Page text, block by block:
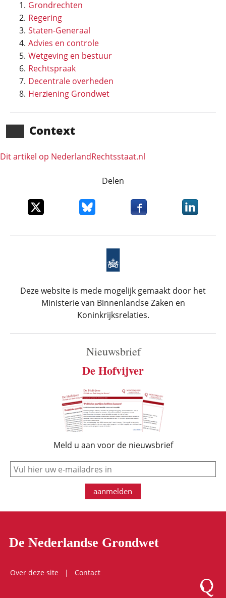
Grondrechten
Regering
Staten-Generaal
Advies en controle
Wetgeving en bestuur
Rechtspraak
Decentrale overheden
Herziening Grondwet
Context
Dit artikel op NederlandRechts­staat.nl
Delen
Deel dit item op XDeel dit item op Bluesky
Deel dit item opDeel dit
Deze website is mede mogelijk gemaakt door het
Ministerie van Binnenlandse Zaken en
Koninkrijksrelaties.
Nieuwsbrief
De Hofvijver
Meld u aan voor de nieuwsbrief
e-mail
aanmelden
De Nederlandse Grondwet
Over deze site
Contact
Logo